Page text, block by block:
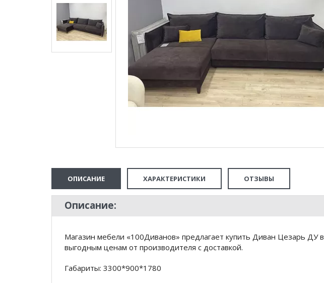
ОПИСАНИЕ ХАРАКТЕРИСТИКИ ОТЗЫВЫ
Описание:
Магазин мебели «100Диванов» предлагает купить Диван Цезарь ДУ
выгодным ценам от производителя с доставкой.
Габариты: 3300*900*1780